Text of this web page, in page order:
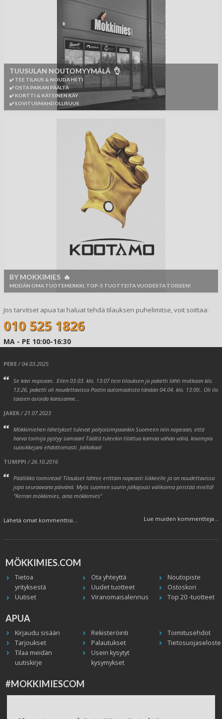
TUUSULAN NOUTOMYYMÄLÄ 👌
✔️ TEE TILAUS & NOUDA HETI
✔️ OSTA PAIKAN PÄÄLTÄ
✔️ KORTTI & KÄTEINEN KÄY
✔️ SOVITUSMAHDOLLISUUS
BY MOKKIMIES 🔥
MEIDÄN OMA TUOTEMERKKI, TOP-5 TUOTTEITA VUODESTA TOISEEN!
Jos tarvitset apua tai haluat tehdä tilauksen puhelimitse, voit soittaa:
010 525 1826
MA - PE 10:00-16:30
PERE/ 04.03.2025
Se kävi nopsaan.. Eilen 03.03. klo. 13:07 tein tilauksen ja paketti lähti matkaan klo.
13:26, paketti oli noudettavissa Postin automaatista tänään 04.04. klo. 13:00.. Oli ilo
taasen asioida kanssanne...
JAKEK / 21.07.2023
Mökkimiehen lähetykset tulevat pohjoisimpaankin Suomeen niin nopeaan, että
harva toimija pystyy samaan! Täältä tuleekin tilattua kamaa vähän väliä, kovimpia
suosikkejani ehdottomasti. Jatkakaa!
TUMPPI / 26.10.2016
Päällikkö toimintaa! Tilaukset lähtee erittäin nopeasti liikkeelle ja on noudettavissa
jopa seuraavana päivänä. Myös suomen suurin jalkajousi valikoima piristää mieltä!
"Kerran mökkimies, aina mökkimies"
Lähetä omat kommenttisi... Lue muiden kommentteja...
MÖKKIMIES.COM
Tietoa
yrityksestä
Ota yhteyttä
Noutopiste
Uudet tuotteet
Ostoskori
Uutiset
Viranomaisalennus Top 20 -tuotteet
APUA
Kirjaudu sisään Rekisteröinti
Toimitusehdot
Tarjoukset
Palautukset
Tietosuojaseloste
Tilaa meidän
uutiskirje
Usein kysytyt
kysymykset
#MOKKIMIESCOM
Facebook Instagram
Twitter / X